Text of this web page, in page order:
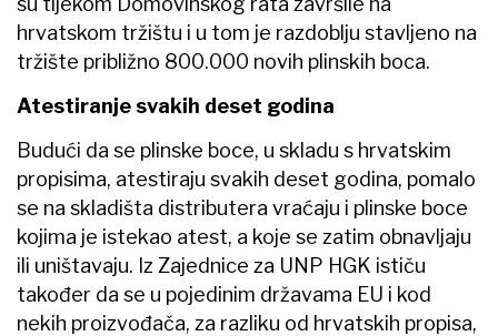
hrvatskom tržištu i u tom je razdoblju stavljeno na
tržište približno 800.000 novih plinskih boca.
Atestiranje svakih deset godina
Budući da se plinske boce, u skladu s hrvatskim
propisima, atestiraju svakih deset godina, pomalo
se na skladišta distributera vraćaju i plinske boce
kojima je istekao atest, a koje se zatim obnavljaju
ili uništavaju. Iz Zajednice za UNP HGK ističu
također da se u pojedinim državama EU i kod
nekih proizvođača, za razliku od hrvatskih propisa,